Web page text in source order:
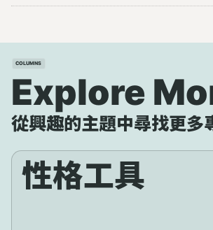
COLUMNS
Explore
從興趣的主題中尋找更多
性格工具